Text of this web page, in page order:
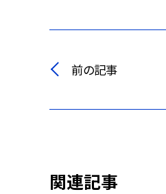
前の記事
関連記事